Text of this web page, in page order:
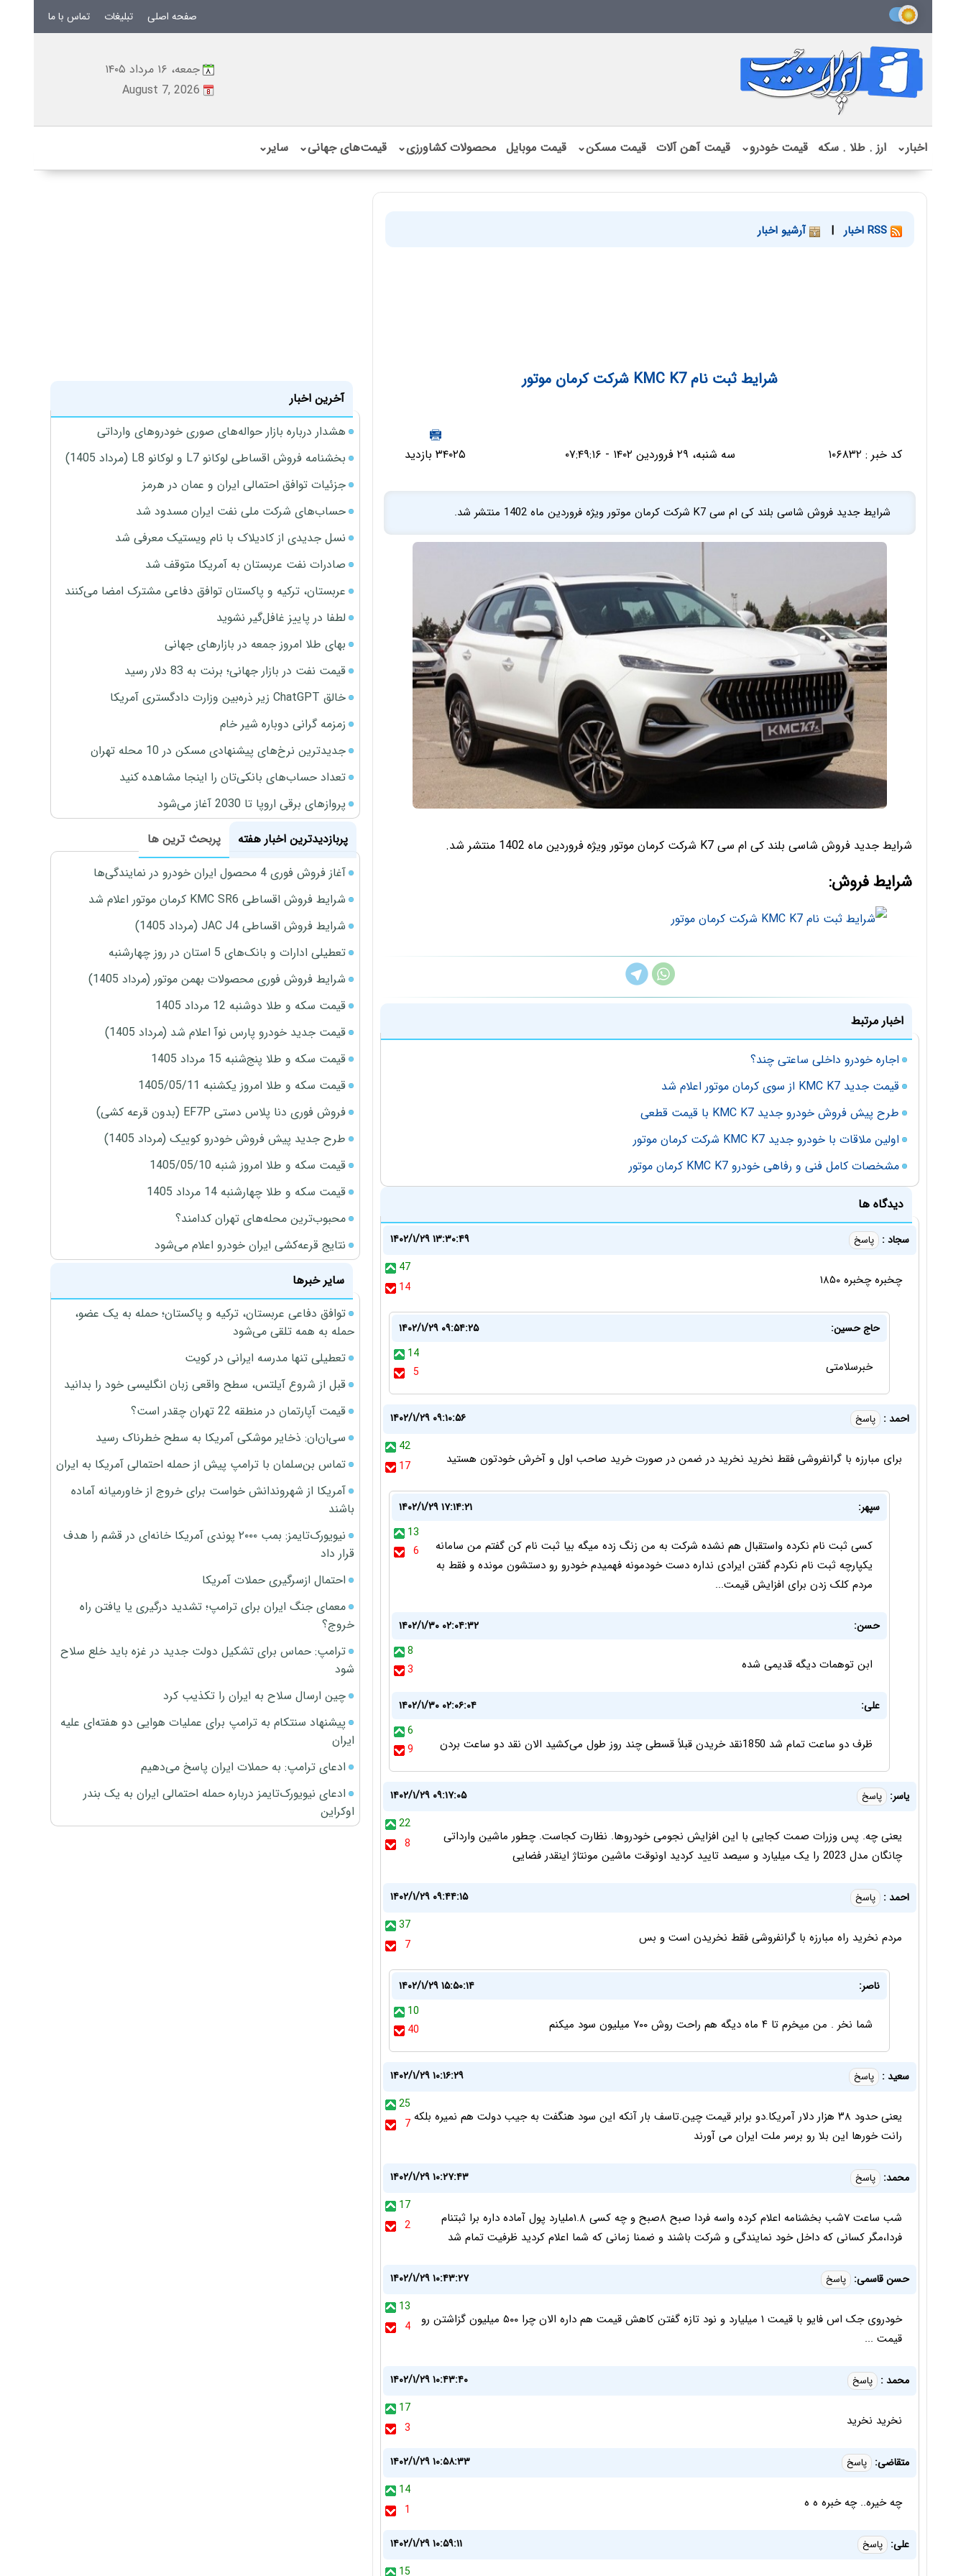
صفحه اصلی تبلیغات تماس با ما
جمعه، ۱۶ مرداد ۱۴۰۵
August 7, 2026
اخبار⌄ ارز . طلا . سکه قیمت خودرو⌄ قیمت آهن آلات قیمت مسکن⌄ قیمت موبایل محصولات کشاورزی⌄ قیمت‌های جهانی⌄ سایر⌄
| آرشیو اخبار
شرایط ثبت نام KMC K7 شرکت کرمان موتور
کد خبر : ۱۰۶۸۳۲ سه شنبه، ۲۹ فروردین ۱۴۰۲ - ۰۷:۴۹:۱۶ ۳۴۰۲۵ بازدید
شرایط جدید فروش شاسی بلند کی ام سی K7 شرکت کرمان موتور ویژه فروردین ماه 1402 منتشر شد.
شرایط جدید فروش شاسی بلند کی ام سی K7 شرکت کرمان موتور ویژه فروردین ماه 1402 منتشر شد.
شرایط فروش:
اخبار مرتبط
اجاره خودرو داخلی ساعتی چند؟
قیمت جدید KMC K7 از سوی کرمان موتور اعلام شد
طرح پیش فروش خودرو جدید KMC K7 با قیمت قطعی
اولین ملاقات با خودرو جدید KMC K7 شرکت کرمان موتور
مشخصات کامل فنی و رفاهی خودرو KMC K7 کرمان موتور
دیدگاه ها
سجاد : پاسخ
۱۴۰۲/۱/۲۹ ۱۳:۳۰:۴۹
47
14
چخبره چخبره ۱۸۵۰
حاج حسین:
۱۴۰۲/۱/۲۹ ۰۹:۵۴:۲۵
14
5
خبرسلامتی
احمد : پاسخ
۱۴۰۲/۱/۲۹ ۰۹:۱۰:۵۶
42
17
برای مبارزه با گرانفروشی فقط نخرید نخرید در ضمن در صورت خرید صاحب اول و آخرش خودتون هستید
سپهر:
۱۴۰۲/۱/۲۹ ۱۷:۱۴:۲۱
13
6
کسی ثبت نام نکرده واستقبال هم نشده شرکت به من زنگ زده میگه بیا ثبت نام کن گفتم من سامانه
یکپارچه ثبت نام نکردم گفتن ایرادی نداره دست خودمونه فهمیدم خودرو رو دستشون مونده و فقط به
مردم کلک زدن برای افزایش قیمت...
حسن:
۱۴۰۲/۱/۳۰ ۰۲:۰۴:۳۲
8
3
ابن توهمات دیگه قدیمی شده
علی:
۱۴۰۲/۱/۳۰ ۰۲:۰۶:۰۴
6
9
ظرف دو ساعت تمام شد 1850نقد خریدن قبلاً قسطی چند روز طول می‌کشید الان نقد دو ساعت بردن
یاسر: پاسخ
۱۴۰۲/۱/۲۹ ۰۹:۱۷:۰۵
22
8
یعنی چه. پس وزرات صمت کجایی با این افزایش نجومی خودروها. نظارت کجاست. چطور ماشین وارداتی
چانگان مدل 2023 را یک میلیارد و سیصد تایید کردید اونوقت ماشین مونتاژ اینقدر فضایی
احمد : پاسخ
۱۴۰۲/۱/۲۹ ۰۹:۴۴:۱۵
37
7
مردم نخرید راه مبارزه با گرانفروشی فقط نخریدن است و بس
ناصر:
۱۴۰۲/۱/۲۹ ۱۵:۵۰:۱۴
10
40
شما نخر . من میخرم تا ۴ ماه دیگه هم راحت روش ۷۰۰ میلیون سود میکنم
سعید : پاسخ
۱۴۰۲/۱/۲۹ ۱۰:۱۶:۲۹
25
7 یعنی حدود ٣٨ هزار دلار آمریکا.دو برابر قیمت چين.تاسف بار آنکه این سود هنگفت به جیب دولت هم نمیره بلکه
رانت خورها این بلا رو برسر ملت ایران می آورند
محمد: پاسخ
۱۴۰۲/۱/۲۹ ۱۰:۲۷:۴۳
17
2
شب ساعت ۷شب بخشنامه اعلام کرده واسه فردا صبح ۸صبح و چه کسی ۱.۸ملیارد پول آماده داره برا ثبتنام
فردا،مگر کسانی که داخل خود نمایندگی و شرکت باشند و ضمنا زمانی که شما اعلام کردید ظرفیت تمام شد
حسن قاسمی: پاسخ
۱۴۰۲/۱/۲۹ ۱۰:۴۳:۲۷
13
4
خودروی جک اس فایو با قیمت ۱ میلیارد و نود تازه گفتن کاهش قیمت هم داره الان چرا ۵۰۰ میلیون گزاشتن رو
قیمت ...
محمد : پاسخ
۱۴۰۲/۱/۲۹ ۱۰:۴۳:۴۰
17
3
نخرید نخرید
متقاضی: پاسخ
۱۴۰۲/۱/۲۹ ۱۰:۵۸:۳۳
14
1
چه خیره.. چه خبره ه ه
علی: پاسخ
۱۴۰۲/۱/۲۹ ۱۰:۵۹:۱۱
15
آخرین اخبار
هشدار درباره بازار حواله‌های صوری خودروهای وارداتی
بخشنامه فروش اقساطی لوکانو L7 و لوکانو L8 (مرداد 1405)
جزئیات توافق احتمالی ایران و عمان در هرمز
حساب‌های شرکت ملی نفت ایران مسدود شد
نسل جدیدی از کادیلاک با نام ویستیک معرفی شد
صادرات نفت عربستان به آمریکا متوقف شد
عربستان، ترکیه و پاکستان توافق دفاعی مشترک امضا می‌کنند
لطفا در پاییز غافل‌گیر نشوید
بهای طلا امروز جمعه در بازارهای جهانی
قیمت نفت در بازار جهانی؛ برنت به 83 دلار رسید
خالق ChatGPT زیر ذره‌بین وزارت دادگستری آمریکا
زمزمه گرانی دوباره شیر خام
جدیدترین نرخ‌های پیشنهادی مسکن در 10 محله تهران
تعداد حساب‌های بانکی‌تان را اینجا مشاهده کنید
پروازهای برقی اروپا تا 2030 آغاز می‌شود
پربازدیدترین اخبار هفته
پربحث ترین ها
آغاز فروش فوری 4 محصول ایران خودرو در نمایندگی‌ها
شرایط فروش اقساطی KMC SR6 کرمان موتور اعلام شد
شرایط فروش اقساطی JAC J4 (مرداد 1405)
تعطیلی ادارات و بانک‌های 5 استان در روز چهارشنبه
شرایط فروش فوری محصولات بهمن موتور (مرداد 1405)
قیمت سکه و طلا دوشنبه 12 مرداد 1405
قیمت جدید خودرو پارس نوآ اعلام شد (مرداد 1405)
قیمت سکه و طلا پنج‌شنبه 15 مرداد 1405
قیمت سکه و طلا امروز یکشنبه 1405/05/11
فروش فوری دنا پلاس دستی EF7P (بدون قرعه کشی)
طرح جدید پیش فروش خودرو کوییک (مرداد 1405)
قیمت سکه و طلا امروز شنبه 1405/05/10
قیمت سکه و طلا چهارشنبه 14 مرداد 1405
محبوب‌ترین محله‌های تهران کدامند؟
نتایج قرعه‌کشی ایران خودرو اعلام می‌شود
سایر خبرها
توافق دفاعی عربستان، ترکیه و پاکستان؛ حمله به یک عضو،
حمله به همه تلقی می‌شود
تعطیلی تنها مدرسه ایرانی در کویت
قبل از شروع آیلتس، سطح واقعی زبان انگلیسی خود را بدانید
قیمت آپارتمان در منطقه 22 تهران چقدر است؟
سی‌ان‌ان: ذخایر موشکی آمریکا به سطح خطرناک رسید
تماس بن‌سلمان با ترامپ پیش از حمله احتمالی آمریکا به ایران
آمریکا از شهروندانش خواست برای خروج از خاورمیانه آماده
باشند
نیویورک‌تایمز: بمب ۲۰۰۰ پوندی آمریکا خانه‌ای در قشم را هدف
قرار داد
احتمال ازسرگیری حملات آمریکا
معمای جنگ ایران برای ترامپ؛ تشدید درگیری یا یافتن راه
خروج؟
ترامپ: حماس برای تشکیل دولت جدید در غزه باید خلع سلاح
شود
چین ارسال سلاح به ایران را تکذیب کرد
پیشنهاد سنتکام به ترامپ برای عملیات هوایی دو هفته‌ای علیه
ایران
ادعای ترامپ: به حملات ایران پاسخ می‌دهیم
ادعای نیویورک‌تایمز درباره حمله احتمالی ایران به یک بندر
اوکراین